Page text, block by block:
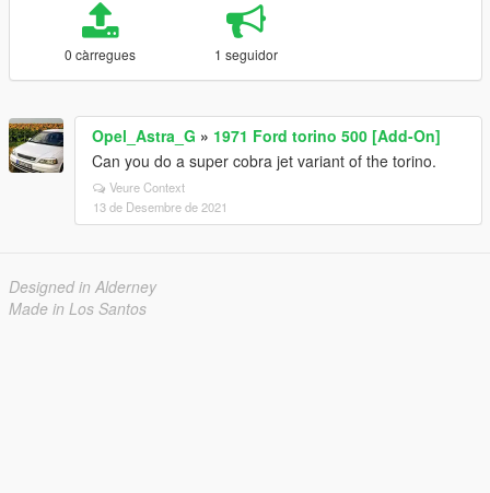
0 càrregues 1 seguidor
Opel_Astra_G » 1971 Ford torino 500 [Add-On]
Can you do a super cobra jet variant of the torino.
Veure Context
13 de Desembre de 2021
Designed in Alderney
Made in Los Santos